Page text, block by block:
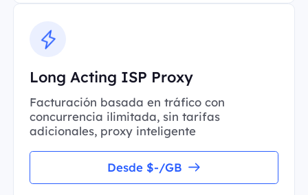
Long Acting ISP Proxy
Facturación basada en tráfico con
concurrencia ilimitada, sin tarifas
adicionales, proxy inteligente
Desde $-/GB